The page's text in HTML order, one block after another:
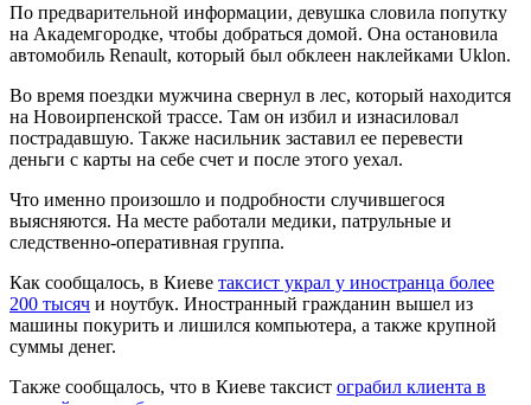
По предварительной информации, девушка словила попутку
на Академгородке, чтобы добраться домой. Она остановила
автомобиль Renault, который был обклеен наклейками Uklon.
Во время поездки мужчина свернул в лес, который находится
на Новоирпенской трассе. Там он избил и изнасиловал
пострадавшую. Также насильник заставил ее перевести
деньги с карты на себе счет и после этого уехал.
Что именно произошло и подробности случившегося
выясняются. На месте работали медики, патрульные и
следственно-оперативная группа.
Как сообщалось, в Киеве таксист украл у иностранца более
200 тысяч и ноутбук. Иностранный гражданин вышел из
машины покурить и лишился компьютера, а также крупной
суммы денег.
Также сообщалось, что в Киеве таксист ограбил клиента в